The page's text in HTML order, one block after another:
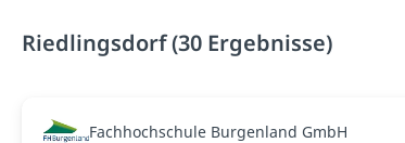
Riedlingsdorf (30 Ergebnisse)
Fachhochschule Burgenland GmbH